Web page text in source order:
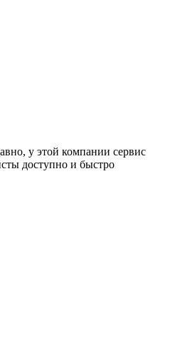
у этой компании сервис
доступно и быстро